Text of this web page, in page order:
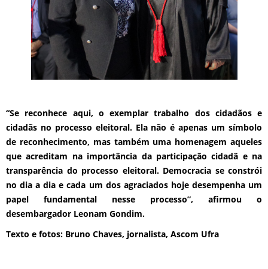
“Se reconhece aqui, o exemplar trabalho dos cidadãos e
cidadãs no processo eleitoral. Ela não é apenas um símbolo
de reconhecimento, mas também uma homenagem aqueles
que acreditam na importância da participação cidadã e na
transparência do processo eleitoral. Democracia se constrói
no dia a dia e cada um dos agraciados hoje desempenha um
papel fundamental nesse processo”, afirmou o
desembargador Leonam Gondim.
Texto e fotos: Bruno Chaves, jornalista, Ascom Ufra